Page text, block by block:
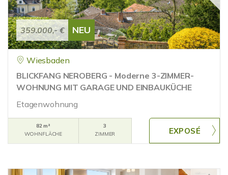
359.000,- € NEU
Wiesbaden
BLICKFANG NEROBERG - Moderne 3-ZIMMER-
WOHNUNG MIT GARAGE UND EINBAUKÜCHE
Etagenwohnung
82 m²
WOHNFLÄCHE
3
ZIMMER